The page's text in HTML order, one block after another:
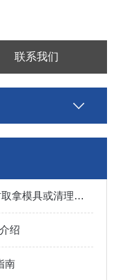
联系我们
WABASH平板硫化机严禁在上升时取拿模具或清理杂物
绍
南